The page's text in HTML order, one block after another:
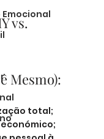
vs.
Mesmo):
total;